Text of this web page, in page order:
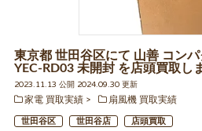
東京都 世田谷区にて 山善 コン
YEC-RD03 未開封 を店頭買取し
2023.11.13 公開 2024.09.30 更新
家電 買取実績
扇風機 買取実績
世田谷区 世田谷店 店頭買取